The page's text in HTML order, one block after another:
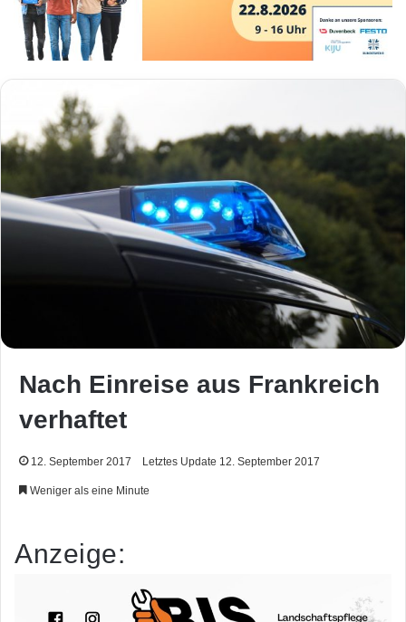
Nach Einreise aus Frankreich
verhaftet
12. September 2017 Letztes Update 12. September 2017
Weniger als eine Minute
Anzeige: